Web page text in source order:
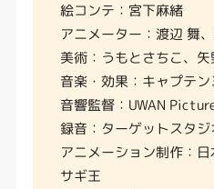
絵コンテ：宮下麻緒
アニメーター：渡辺 舞
美術：うもとさちこ、矢
音楽・効果：キャプテン
音響監督：UWAN
録音：ターゲットスタジ
アニメーション制作：
サギ王